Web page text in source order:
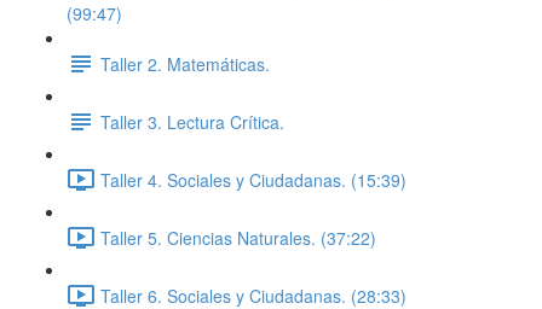
(99:47)
Taller 2. Matemáticas.
Taller 3. Lectura Crítica.
Taller 4. Sociales y Ciudadanas. (15:39)
Taller 5. Ciencias Naturales. (37:22)
Taller 6. Sociales y Ciudadanas. (28:33)